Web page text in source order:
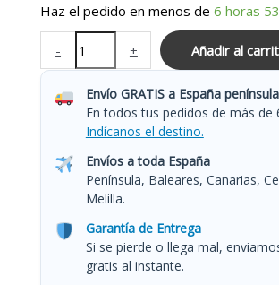
Haz el pedido en menos de6 horas
- + Añadir al
Envío GRATIS a España
En todos tus pedidos de más de
Indícanos el destino.
Envíos a toda España
Península, Baleares, Canarias,
Melilla.
Garantía de Entrega
Si se pierde o llega mal,
gratis al instante.